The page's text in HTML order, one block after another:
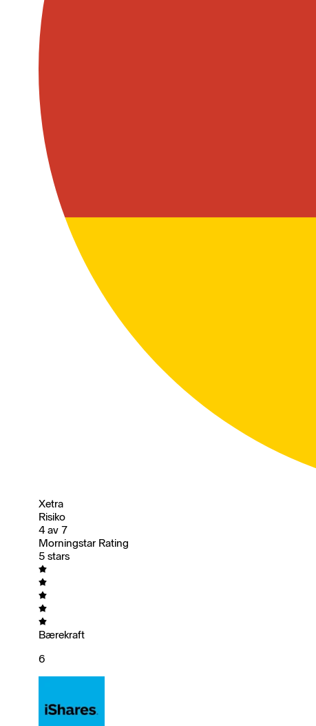
Xetra
Risiko
4 av 7
Morningstar Rating
5 stars
Bærekraft
6